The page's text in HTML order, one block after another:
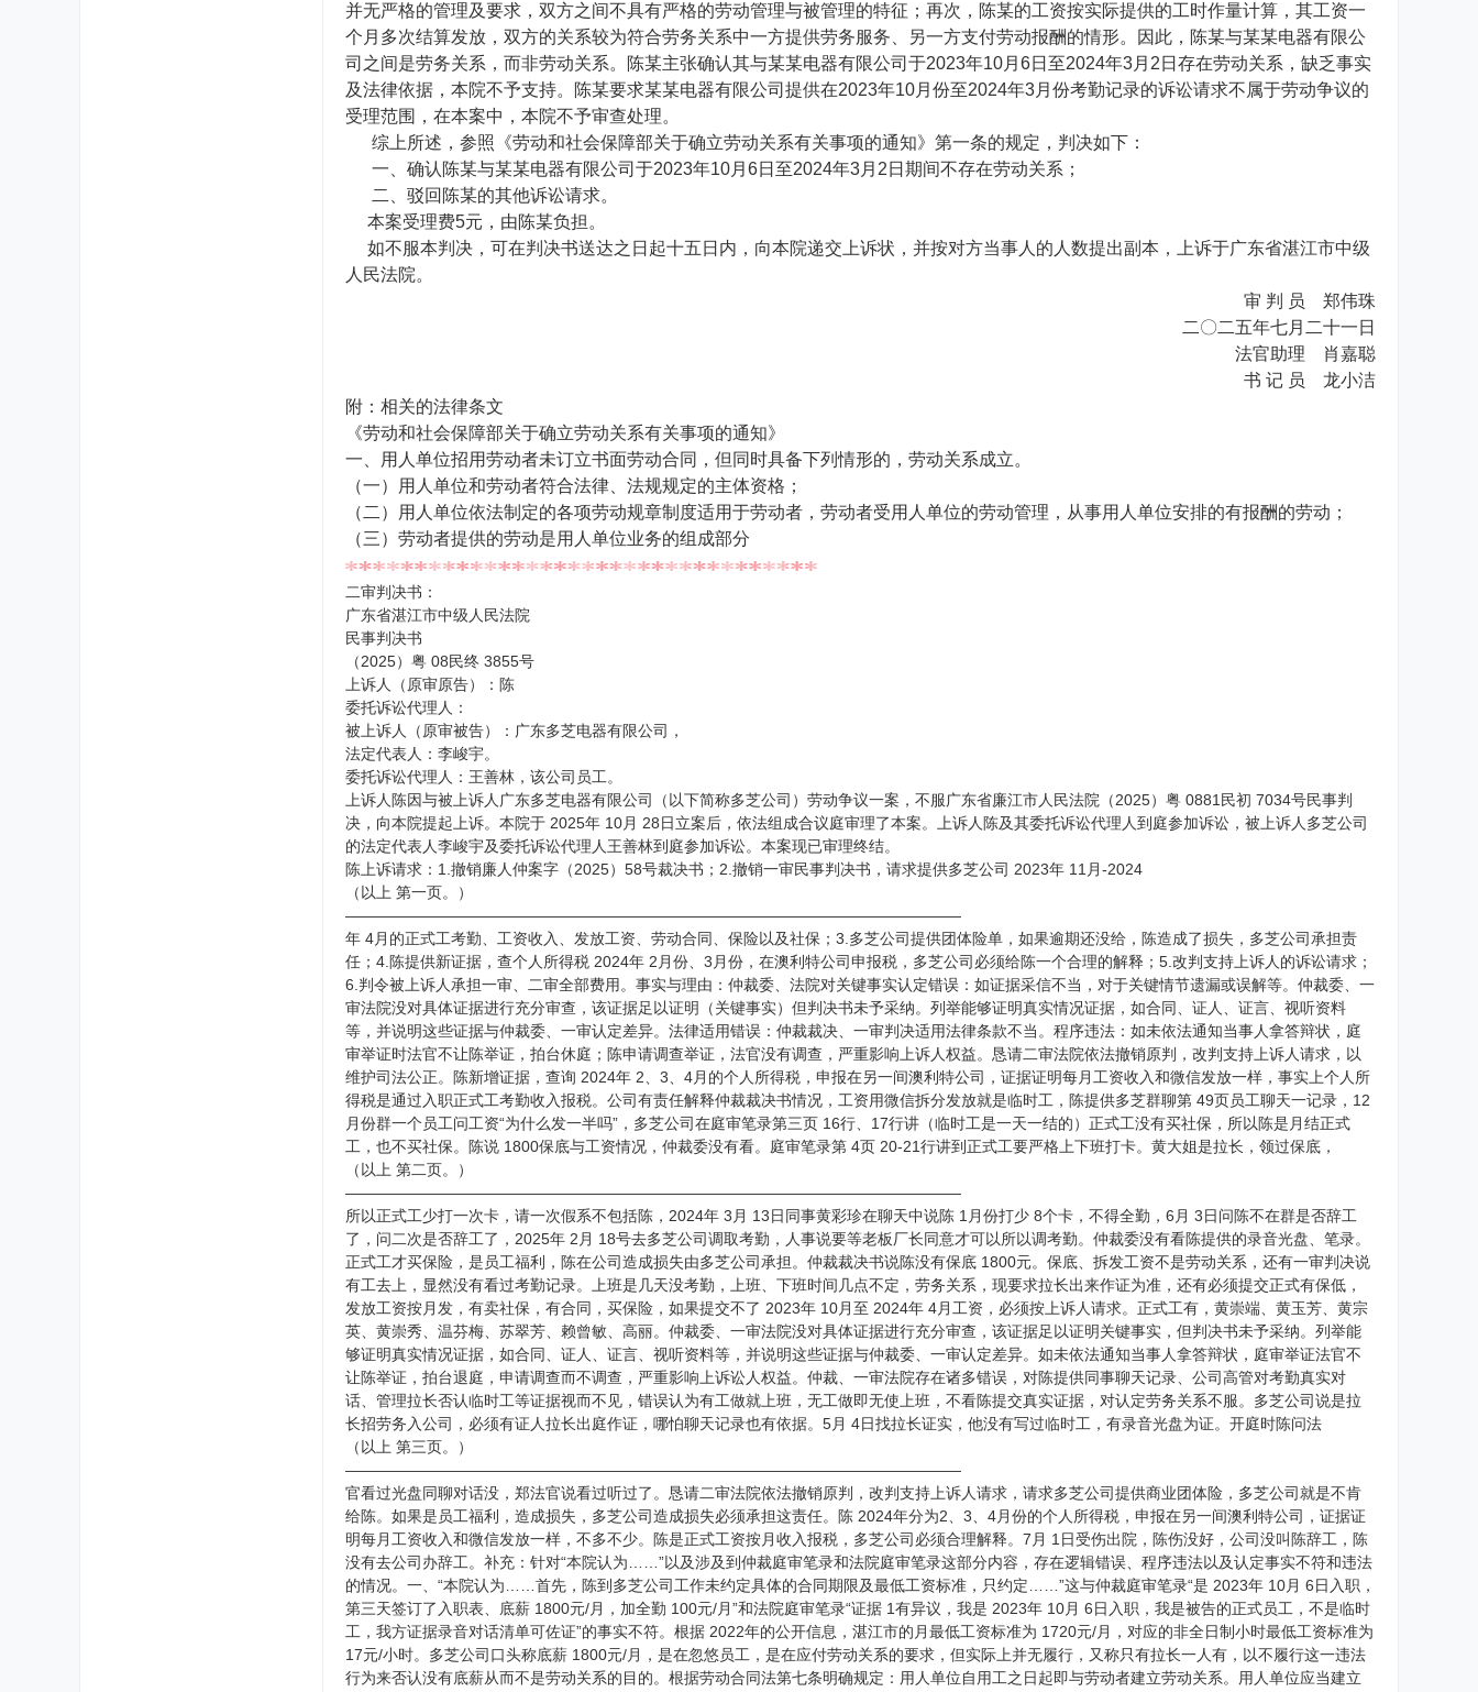
并无严格的管理及要求，双方之间不具有严格的劳动管理与被管理的特征；再次，陈某的工资按实际提供的工时作量计算，其工资一
个月多次结算发放，双方的关系较为符合劳务关系中一方提供劳务服务、另一方支付劳动报酬的情形。因此，陈某与某某电器有限公
司之间是劳务关系，而非劳动关系。陈某主张确认其与某某电器有限公司于2023年10月6日至2024年3月2日存在劳动关系，缺乏事实
及法律依据，本院不予支持。陈某要求某某电器有限公司提供在2023年10月份至2024年3月份考勤记录的诉讼请求不属于劳动争议的
受理范围，在本案中，本院不予审查处理。
综上所述，参照《劳动和社会保障部关于确立劳动关系有关事项的通知》第一条的规定，判决如下：
一、确认陈某与某某电器有限公司于2023年10月6日至2024年3月2日期间不存在劳动关系；
二、驳回陈某的其他诉讼请求。
本案受理费5元，由陈某负担。
如不服本判决，可在判决书送达之日起十五日内，向本院递交上诉状，并按对方当事人的人数提出副本，上诉于广东省湛江市中级
人民法院。
审 判 员 郑伟珠
二〇二五年七月二十一日
法官助理 肖嘉聪
书 记 员 龙小洁
附：相关的法律条文
《劳动和社会保障部关于确立劳动关系有关事项的通知》
一、用人单位招用劳动者未订立书面劳动合同，但同时具备下列情形的，劳动关系成立。
（一）用人单位和劳动者符合法律、法规规定的主体资格；
（二）用人单位依法制定的各项劳动规章制度适用于劳动者，劳动者受用人单位的劳动管理，从事用人单位安排的有报酬的劳动；
（三）劳动者提供的劳动是用人单位业务的组成部分
二审判决书：
广东省湛江市中级人民法院
民事判决书
（2025）粤 08民终 3855号
上诉人（原审原告）：陈
委托诉讼代理人：
被上诉人（原审被告）：广东多芝电器有限公司，
法定代表人：李峻宇。
委托诉讼代理人：王善林，该公司员工。
上诉人陈因与被上诉人广东多芝电器有限公司（以下简称多芝公司）劳动争议一案，不服广东省廉江市人民法院（2025）粤 0881民初 7034号民事判
决，向本院提起上诉。本院于 2025年 10月 28日立案后，依法组成合议庭审理了本案。上诉人陈及其委托诉讼代理人到庭参加诉讼，被上诉人多芝公司
的法定代表人李峻宇及委托诉讼代理人王善林到庭参加诉讼。本案现已审理终结。
陈上诉请求：1.撤销廉人仲案字（2025）58号裁决书；2.撤销一审民事判决书，请求提供多芝公司 2023年 11月-2024
（以上 第一页。）
————————————————————————————————————————
年 4月的正式工考勤、工资收入、发放工资、劳动合同、保险以及社保；3.多芝公司提供团体险单，如果逾期还没给，陈造成了损失，多芝公司承担责
任；4.陈提供新证据，查个人所得税 2024年 2月份、3月份，在澳利特公司申报税，多芝公司必须给陈一个合理的解释；5.改判支持上诉人的诉讼请求；
6.判令被上诉人承担一审、二审全部费用。事实与理由：仲裁委、法院对关键事实认定错误：如证据采信不当，对于关键情节遗漏或误解等。仲裁委、一
审法院没对具体证据进行充分审查，该证据足以证明（关键事实）但判决书未予采纳。列举能够证明真实情况证据，如合同、证人、证言、视听资料
等，并说明这些证据与仲裁委、一审认定差异。法律适用错误：仲裁裁决、一审判决适用法律条款不当。程序违法：如未依法通知当事人拿答辩状，庭
审举证时法官不让陈举证，拍台休庭；陈申请调查举证，法官没有调查，严重影响上诉人权益。恳请二审法院依法撤销原判，改判支持上诉人请求，以
维护司法公正。陈新增证据，查询 2024年 2、3、4月的个人所得税，申报在另一间澳利特公司，证据证明每月工资收入和微信发放一样，事实上个人所
得税是通过入职正式工考勤收入报税。公司有责任解释仲裁裁决书情况，工资用微信拆分发放就是临时工，陈提供多芝群聊第 49页员工聊天一记录，12
月份群一个员工问工资“为什么发一半吗”，多芝公司在庭审笔录第三页 16行、17行讲（临时工是一天一结的）正式工没有买社保，所以陈是月结正式
工，也不买社保。陈说 1800保底与工资情况，仲裁委没有看。庭审笔录第 4页 20-21行讲到正式工要严格上下班打卡。黄大姐是拉长，领过保底，
（以上 第二页。）
————————————————————————————————————————
所以正式工少打一次卡，请一次假系不包括陈，2024年 3月 13日同事黄彩珍在聊天中说陈 1月份打少 8个卡，不得全勤，6月 3日问陈不在群是否辞工
了，问二次是否辞工了，2025年 2月 18号去多芝公司调取考勤，人事说要等老板厂长同意才可以所以调考勤。仲裁委没有看陈提供的录音光盘、笔录。
正式工才买保险，是员工福利，陈在公司造成损失由多芝公司承担。仲裁裁决书说陈没有保底 1800元。保底、拆发工资不是劳动关系，还有一审判决说
有工去上，显然没有看过考勤记录。上班是几天没考勤，上班、下班时间几点不定，劳务关系，现要求拉长出来作证为准，还有必须提交正式有保低，
发放工资按月发，有卖社保，有合同，买保险，如果提交不了 2023年 10月至 2024年 4月工资，必须按上诉人请求。正式工有，黄崇端、黄玉芳、黄宗
英、黄崇秀、温芬梅、苏翠芳、赖曾敏、高丽。仲裁委、一审法院没对具体证据进行充分审查，该证据足以证明关键事实，但判决书未予采纳。列举能
够证明真实情况证据，如合同、证人、证言、视听资料等，并说明这些证据与仲裁委、一审认定差异。如未依法通知当事人拿答辩状，庭审举证法官不
让陈举证，拍台退庭，申请调查而不调查，严重影响上诉讼人权益。仲裁、一审法院存在诸多错误，对陈提供同事聊天记录、公司高管对考勤真实对
话、管理拉长否认临时工等证据视而不见，错误认为有工做就上班，无工做即无使上班，不看陈提交真实证据，对认定劳务关系不服。多芝公司说是拉
长招劳务入公司，必须有证人拉长出庭作证，哪怕聊天记录也有依据。5月 4日找拉长证实，他没有写过临时工，有录音光盘为证。开庭时陈问法
（以上 第三页。）
————————————————————————————————————————
官看过光盘同聊对话没，郑法官说看过听过了。恳请二审法院依法撤销原判，改判支持上诉人请求，请求多芝公司提供商业团体险，多芝公司就是不肯
给陈。如果是员工福利，造成损失，多芝公司造成损失必须承担这责任。陈 2024年分为2、3、4月份的个人所得税，申报在另一间澳利特公司，证据证
明每月工资收入和微信发放一样，不多不少。陈是正式工资按月收入报税，多芝公司必须合理解释。7月 1日受伤出院，陈伤没好，公司没叫陈辞工，陈
没有去公司办辞工。补充：针对“本院认为……”以及涉及到仲裁庭审笔录和法院庭审笔录这部分内容，存在逻辑错误、程序违法以及认定事实不符和违法
的情况。一、“本院认为……首先，陈到多芝公司工作未约定具体的合同期限及最低工资标准，只约定……”这与仲裁庭审笔录“是 2023年 10月 6日入职，
第三天签订了入职表、底薪 1800元/月，加全勤 100元/月”和法院庭审笔录“证据 1有异议，我是 2023年 10月 6日入职，我是被告的正式员工，不是临时
工，我方证据录音对话清单可佐证”的事实不符。根据 2022年的公开信息，湛江市的月最低工资标准为 1720元/月，对应的非全日制小时最低工资标准为
17元/小时。多芝公司口头称底薪 1800元/月，是在忽悠员工，是在应付劳动关系的要求，但实际上并无履行，又称只有拉长一人有，以不履行这一违法
行为来否认没有底薪从而不是劳动关系的目的。根据劳动合同法第七条明确规定：用人单位自用工之日起即与劳动者建立劳动关系。用人单位应当建立